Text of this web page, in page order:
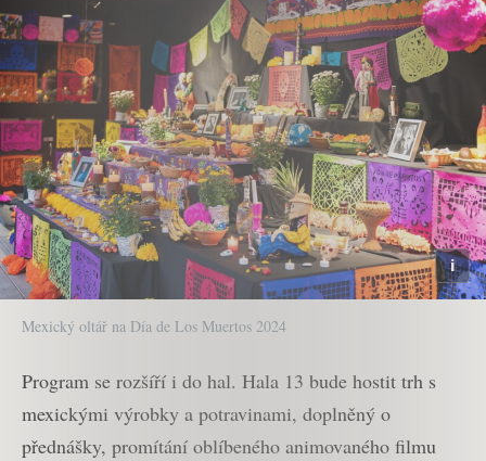
Mexický oltář na Día de Los Muertos 2024
Program se rozšíří i do hal. Hala 13 bude hostit trh s
mexickými výrobky a potravinami, doplněný o
přednášky, promítání oblíbeného animovaného filmu